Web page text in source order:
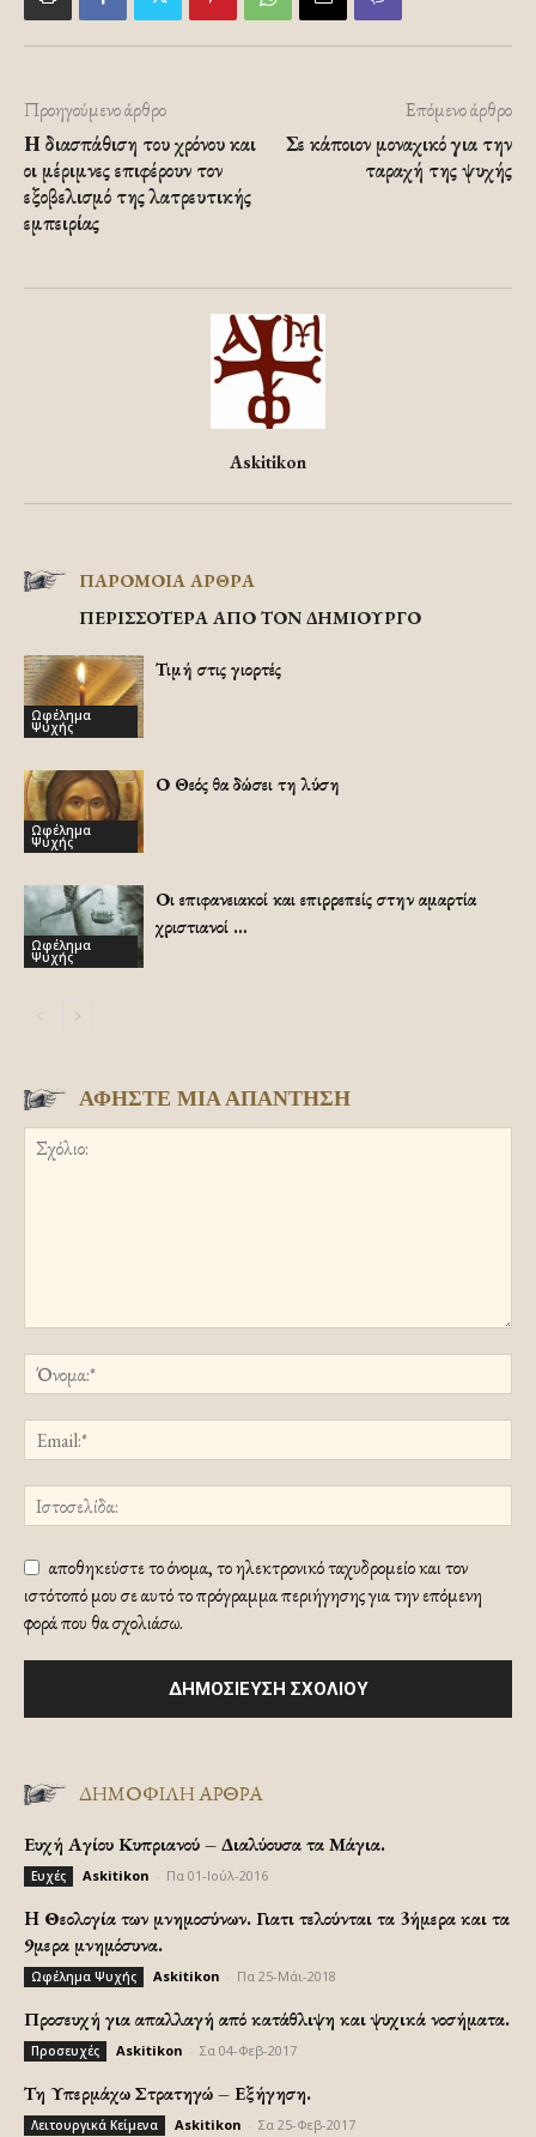
Προηγούμενο άρθρο
Η διασπάθιση του χρόνου και
οι μέριμνες επιφέρουν τον
εξοβελισμό της λατρευτικής
εμπειρίας
Επόμενο άρθρο
Σε κάποιον μοναχικό για την
ταραχή της ψυχής
Askitikon
ΠΑΡΟΜΟΙΑ ΑΡΘΡΑ
ΠΕΡΙΣΣΟΤΕΡΑ ΑΠΟ ΤΟΝ ΔΗΜΙΟΥΡΓΟ
Ωφέλημα
Ψυχής
Τιμή στις γιορτές
Ωφέλημα
Ψυχής
Ο Θεός θα δώσει τη λύση
Ωφέλημα
Ψυχής
Οι επιφανειακοί και επιρρεπείς στην αμαρτία
χριστιανοί …
ΑΦΗΣΤΕ ΜΙΑ ΑΠΑΝΤΗΣΗ
αποθηκεύστε το όνομα, το ηλεκτρονικό ταχυδρομείο και τον
ιστότοπό μου σε αυτό το πρόγραμμα περιήγησης για την επόμενη
φορά που θα σχολιάσω.
ΔΗΜΟΦΙΛΗ ΑΡΘΡΑ
Ευχή Αγίου Κυπριανού – Διαλύουσα τα Μάγια.
Ευχές Askitikon Πα 01-Ιούλ-2016
H Θεολογία των μνημοσύνων. Γιατι τελούνται τα 3ήμερα και τα
9μερα μνημόσυνα.
Ωφέλημα Ψυχής Askitikon Πα 25-Μάι-2018
Προσευχή για απαλλαγή από κατάθλιψη και ψυχικά νοσήματα.
Προσευχές Askitikon Σα 04-Φεβ-2017
Τη Υπερμάχω Στρατηγώ – Εξήγηση.
Λειτουργικά Κείμενα Askitikon Σα 25-Φεβ-2017